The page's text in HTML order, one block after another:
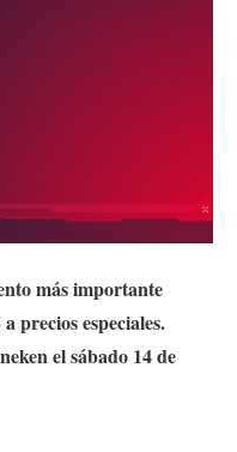
más importante
precios especiales.
el sábado 14 de